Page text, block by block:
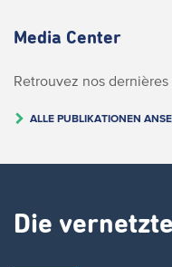
Media Center
Retrouvez nos
ALLE PUBLIKATIONEN
Die